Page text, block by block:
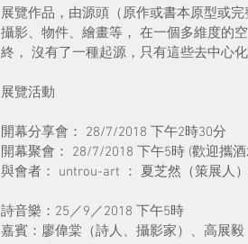
展覽作品，由源頭（原作或書本原型或
攝影、物件、繪畫等， 在一個多維度的
終， 沒有了一種起源，只有這些去中心
展覽活動
開幕分享會： 28/7/2018 下午2時30分
開幕聚會： 28/7/2018 下午5時 (歡迎攜
與會者： untrou-art ： 夏芝然（策展人
詩音樂：25／9／2018 下午5時
嘉賓：廖偉棠（詩人、攝影家）、高展毅